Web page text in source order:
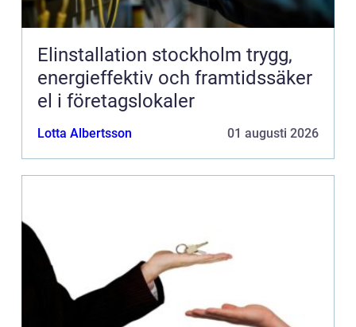
Elinstallation stockholm trygg,
energieffektiv och framtidssäker
el i företagslokaler
Lotta Albertsson 01 augusti 2026